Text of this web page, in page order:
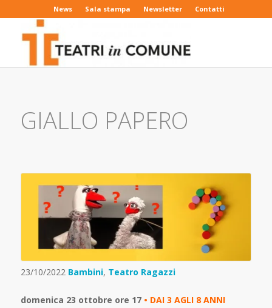
News Sala stampa Newsletter Contatti
GIALLO PAPERO
23/10/2022 Bambini, Teatro Ragazzi
domenica 23 ottobre ore 17 • DAI 3 AGLI 8 ANNI